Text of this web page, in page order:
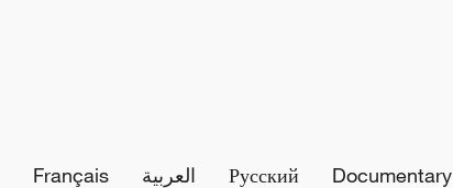
Français العربية Русский Documentary